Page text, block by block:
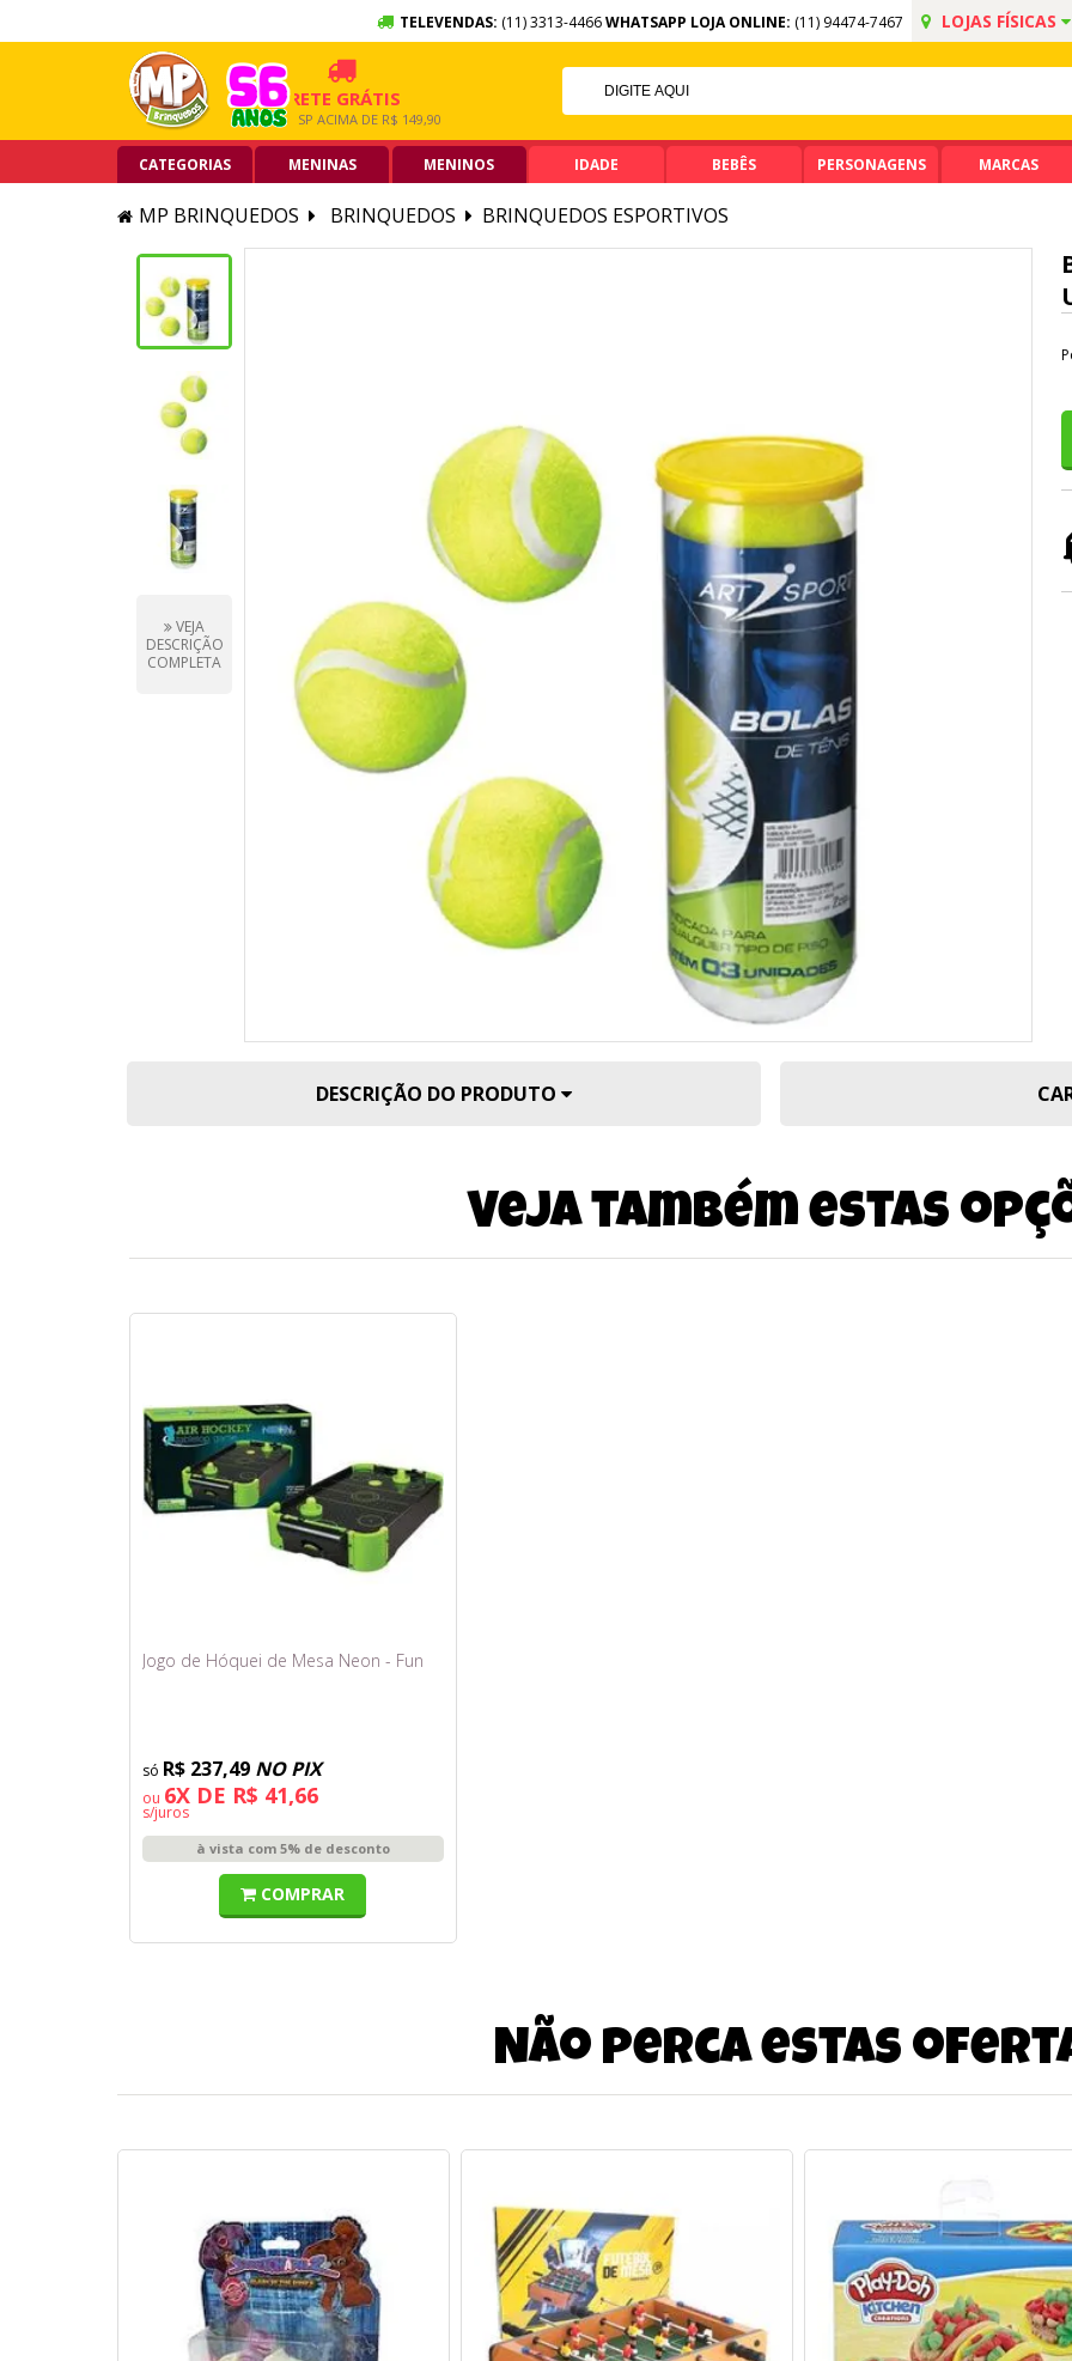
TELEVENDAS: (11) 3313-4466WHATSAPP LOJA ONLINE: (11) 94474-7467 LOJAS FÍSICAS
FRETE GRÁTIS
GRANDE SP ACIMA DE R$ 149,90
5% OFF NO PIX
PIX ACIMA DE R$ 99,90
CATEGORIAS MENINAS MENINOS IDADE BEBÊS PERSONAGENS MARCAS
MP BRINQUEDOS BRINQUEDOS BRINQUEDOS ESPORTIVOS
VEJA
DESCRIÇÃO
COMPLETA
DESCRIÇÃO DO PRODUTO
Veja também estas
Jogo de Hóquei de Mesa Neon - Fun
R$ 237,49 NO PIX
ou 6X DE R$ 41,66
s/juros
à vista com 5% de desconto
COMPRAR
Não perca estas